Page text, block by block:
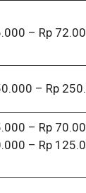
– Rp
– Rp
– Rp
– Rp